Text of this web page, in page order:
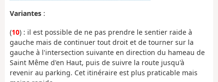
Variantes :
(10) : il est possible de ne pas prendre le sentier raide à
gauche mais de continuer tout droit et de tourner sur la
gauche à l'intersection suivante en direction du hameau de
Saint Même d'en Haut, puis de suivre la route jusqu'à
revenir au parking. Cet itinéraire est plus praticable mais